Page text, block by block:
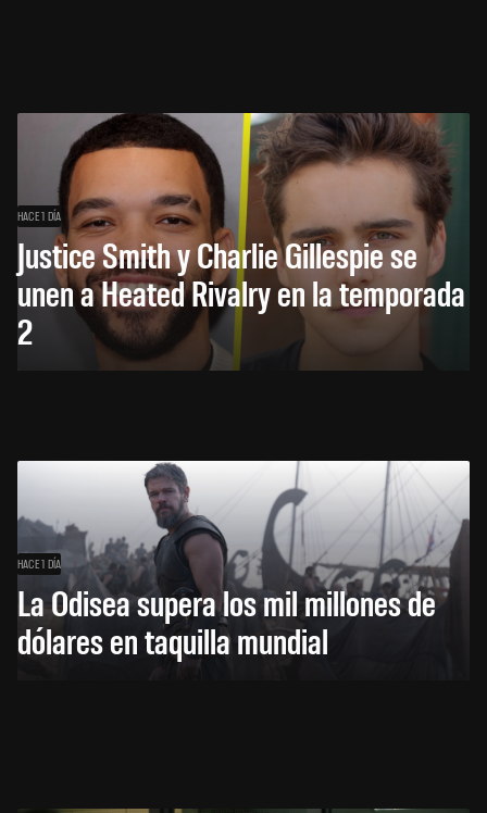
HACE 1 DÍA
Justice Smith y Charlie Gillespie se
unen a Heated Rivalry en la temporada
2
HACE 1 DÍA
La Odisea supera los mil millones de
dólares en taquilla mundial